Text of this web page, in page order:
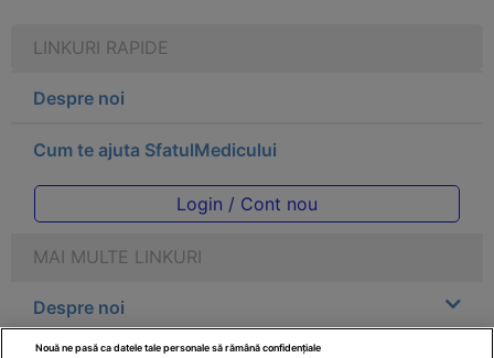
LINKURI RAPIDE
Despre noi
Cum te ajuta SfatulMedicului
Login / Cont nou
MAI MULTE LINKURI
Despre noi
Nouă ne pasă ca datele tale personale să rămână confidențiale